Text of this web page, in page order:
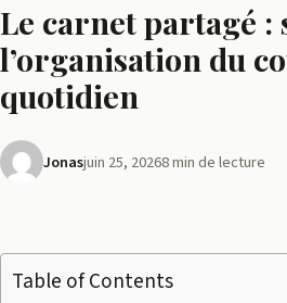
Le carnet partagé
l’organisation du
quotidien
Jonasjuin 25, 20268 min de lecture
Table of Contents